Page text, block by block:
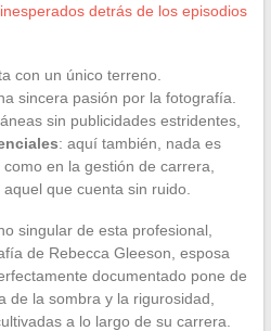
detrás de los episodios
con un único terreno.
sincera pasión por la fotografía.
sin publicidades estridentes,
: aquí también, nada es
en la gestión de carrera,
que cuenta sin ruido.
singular de esta profesional,
de Rebecca Gleeson, esposa
documentado pone de
de la sombra y la rigurosidad,
a lo largo de su carrera.